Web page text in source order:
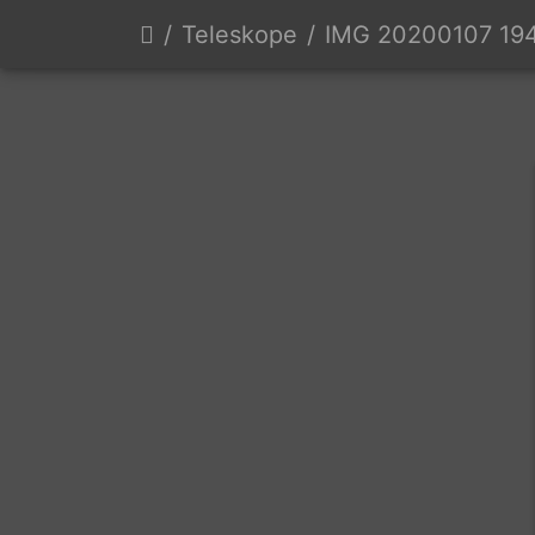
Teleskope IMG 20200107